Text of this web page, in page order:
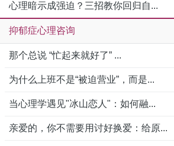
心理暗示成强迫？三招教你回归自...
抑郁症心理咨询
那个总说 “忙起来就好了” ...
为什么上班不是“被迫营业”，而是...
当心理学遇见"冰山恋人"：如何融...
亲爱的，你不需要用讨好换爱：给原...